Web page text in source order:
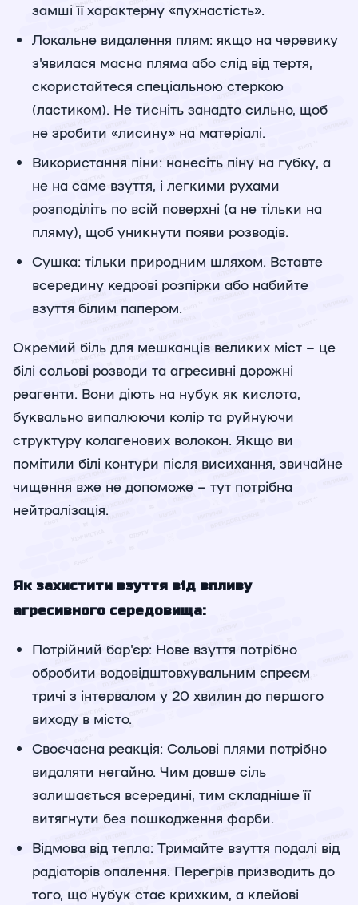
замші її характерну «пухнастість».
Локальне видалення плям: якщо на черевику
з'явилася масна пляма або слід від тертя,
скористайтеся спеціальною стеркою
(ластиком). Не тисніть занадто сильно, щоб
не зробити «лисину» на матеріалі.
Використання піни: нанесіть піну на губку, а
не на саме взуття, і легкими рухами
розподіліть по всій поверхні (а не тільки на
пляму), щоб уникнути появи розводів.
Сушка: тільки природним шляхом. Вставте
всередину кедрові розпірки або набийте
взуття білим папером.
Окремий біль для мешканців великих міст – це
білі сольові розводи та агресивні дорожні
реагенти. Вони діють на нубук як кислота,
буквально випалюючи колір та руйнуючи
структуру колагенових волокон. Якщо ви
помітили білі контури після висихання, звичайне
чищення вже не допоможе – тут потрібна
нейтралізація.
Як захистити взуття від впливу
агресивного середовища:
Потрійний бар'єр: Нове взуття потрібно
обробити водовідштовхувальним спреєм
тричі з інтервалом у 20 хвилин до першого
виходу в місто.
Своєчасна реакція: Сольові плями потрібно
видаляти негайно. Чим довше сіль
залишається всередині, тим складніше її
витягнути без пошкодження фарби.
Відмова від тепла: Тримайте взуття подалі від
радіаторів опалення. Перегрів призводить до
того, що нубук стає крихким, а клейові